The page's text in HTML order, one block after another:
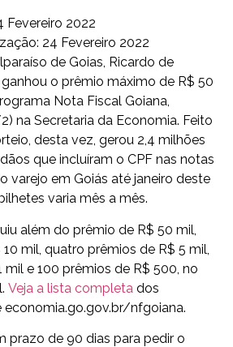
Fevereiro 2022
24 Fevereiro 2022
de Goias, Ricardo de
o prêmio máximo de R$ 50
Nota Fiscal Goiana,
na Secretaria da Economia. Feito
desta vez, gerou 2,4 milhões
que incluíram o CPF nas notas
varejo em Goiás até janeiro deste
varia mês a mês.
além do prêmio de R$ 50 mil,
mil, quatro prêmios de R$ 5 mil,
mil e 100 prêmios de R$ 500, no
Veja a lista completa dos
economia.go.gov.br/nfgoiana.
prazo de 90 dias para pedir o